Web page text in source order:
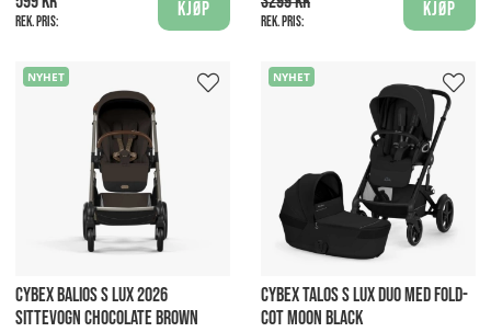
Rek. pris:
Kjøp
Rek. pris:
Kjøp
NYHET
CYBEX BALIOS S LUX 2026
SITTEVOGN CHOCOLATE BROWN
NYHET
CYBEX TALOS S LUX DUO MED FOLD-
COT MOON BLACK